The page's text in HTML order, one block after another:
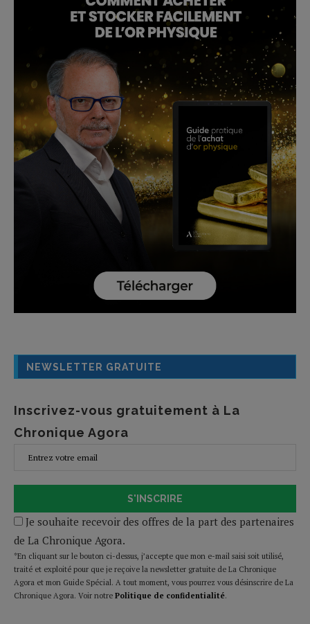
NEWSLETTER GRATUITE
Inscrivez-vous gratuitement à La
Chronique Agora
S'INSCRIRE
Je souhaite recevoir des offres de la part des partenaires
de La Chronique Agora.
*En cliquant sur le bouton ci-dessus, j’accepte que mon e-mail saisi soit utilisé,
traité et exploité pour que je reçoive la newsletter gratuite de La Chronique
Agora et mon Guide Spécial. A tout moment, vous pourrez vous désinscrire de La
Chronique Agora. Voir notre Politique de confidentialité.